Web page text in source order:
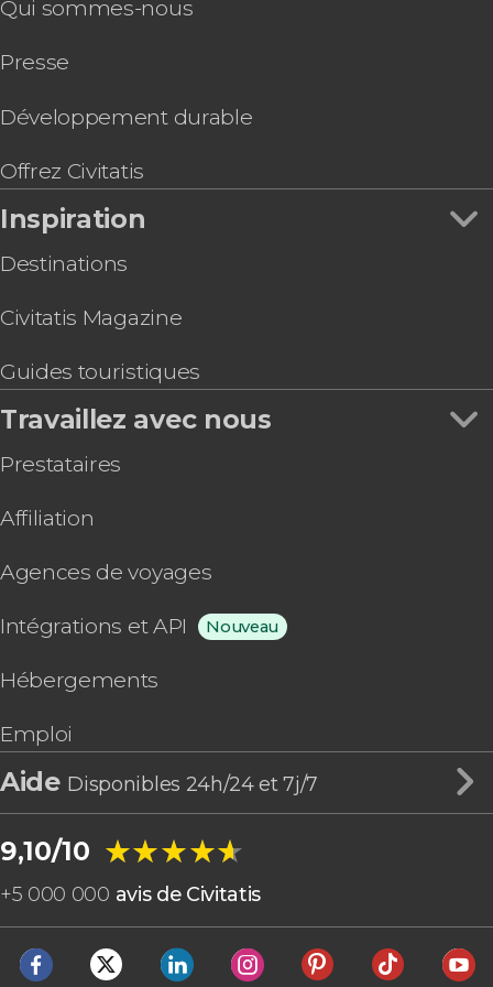
d'Anthropologie
Templo Mayor
Visite des fresques de Mexico
Visite de nuit en bus décapotable
Balade en trajinera à Xochimilco
Spectacle du Ballet Folklorico de Mexico
Qui sommes-nous
Presse
Développement durable
Offrez Civitatis
Inspiration
Destinations
Civitatis Magazine
Guides touristiques
Travaillez avec nous
Prestataires
Affiliation
Agences de voyages
Intégrations et API Nouveau
Hébergements
Emploi
Aide Disponibles 24h/24 et 7j/7
9,10/10 ★★★★★
★★★★★
+5 000 000 avis de Civitatis